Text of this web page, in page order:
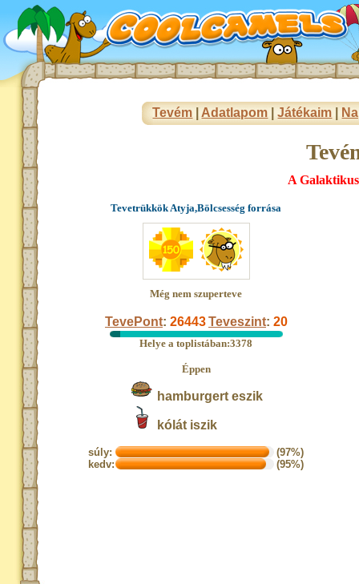
Tevém Adatlapom |Játékaim
A Galaktikus
Tevetrükkök Atyja,Bölcsesség forrása
Még nem szuperteve
TevePont: 26443Teveszint: 20
Helye a toplistában:3378
Éppen
hamburgert eszik
kólát iszik
súly:
(97%)
kedv:
(95%)